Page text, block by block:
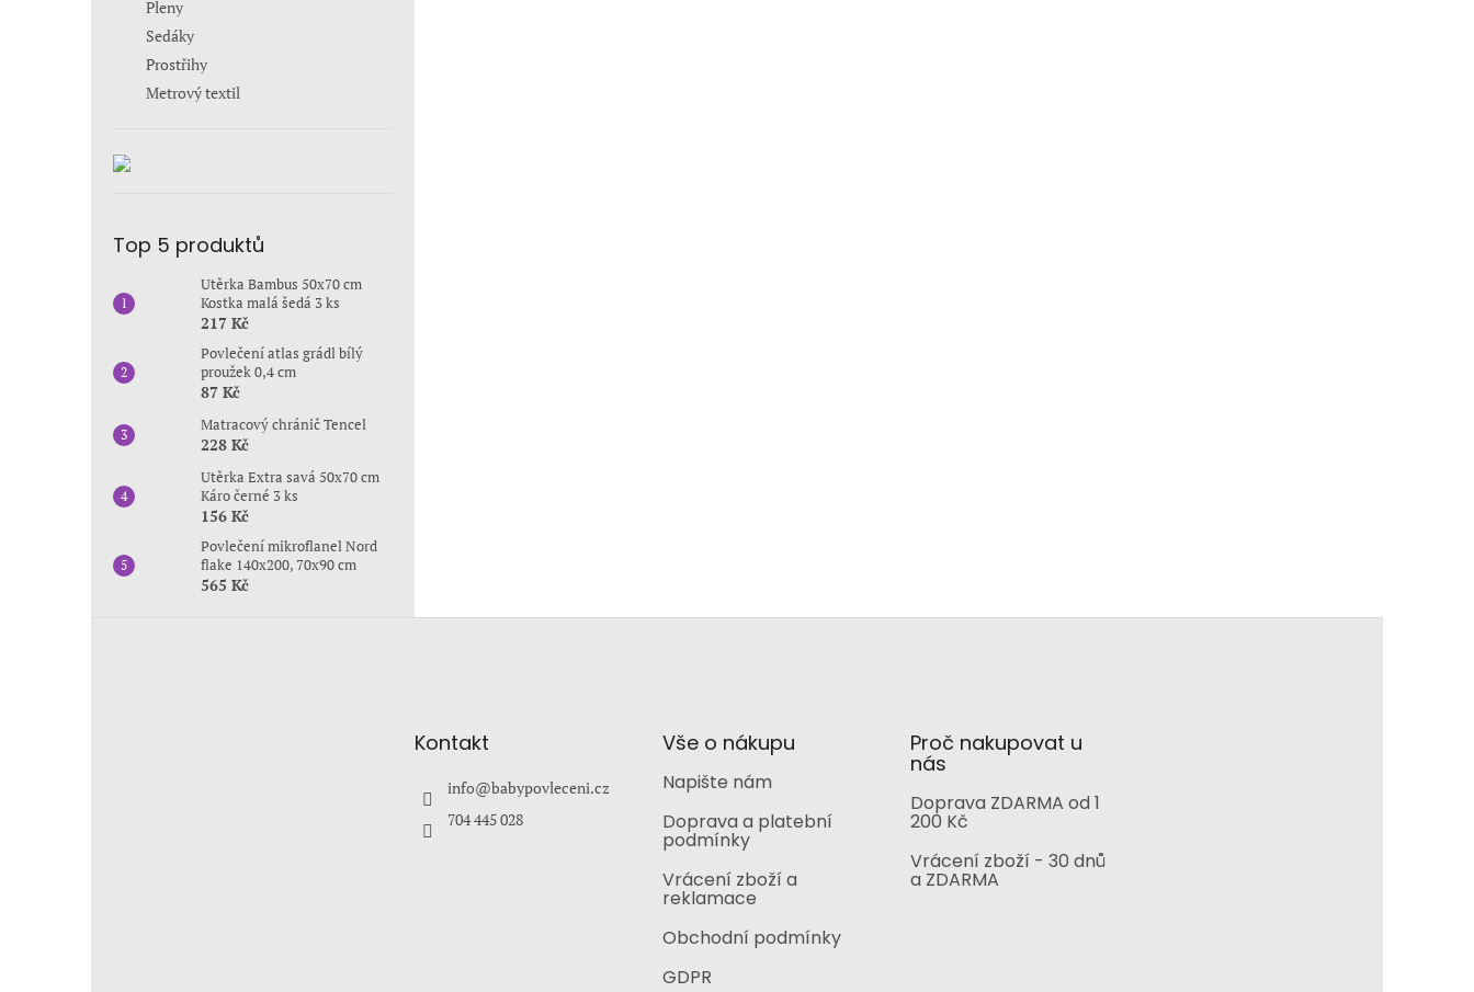
Pleny
Sedáky
Prostřihy
Metrový textil
Top 5 produktů
Utěrka Bambus 50x70 cm
Kostka malá šedá 3 ks
217 Kč
Povlečení atlas grádl bílý
proužek 0,4 cm
87 Kč
Matracový chránič Tencel
228 Kč
Utěrka Extra savá 50x70 cm
Káro černé 3 ks
156 Kč
Povlečení mikroflanel Nord
flake 140x200, 70x90 cm
565 Kč
Kontakt
info@babypovleceni.cz
704 445 028
Vše o nákupu
Napište nám
Doprava a platební
podmínky
Vrácení zboží a
reklamace
Obchodní podmínky
GDPR
Proč nakupovat u
nás
Doprava ZDARMA od 1
200 Kč
Vrácení zboží - 30 dnů
a ZDARMA